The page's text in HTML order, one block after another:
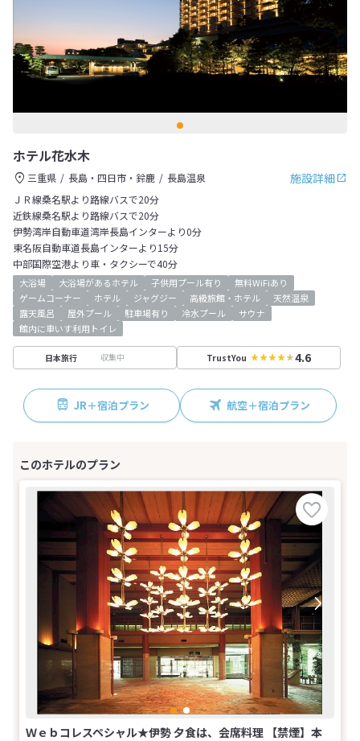
ホテル花水木
施設詳細
三重県 長島・四日市・鈴鹿
長島温泉
ＪＲ線桑名駅より路線バスで20分
近鉄線桑名駅より路線バスで20分
伊勢湾岸自動車道湾岸長島インターより0分
東名阪自動車道長島インターより15分
中部国際空港より車・タクシーで40分
大浴場 大浴場があるホテル 子供用プール有り
無料WiFiあり
ゲームコーナー
ホテル ジャグジー 高級旅館・ホテル
天然温泉
露天風呂
屋外プール 駐車場有り 冷水プール
サウナ
館内に車いす利用トイレ
日本旅行 収集中 TrustYou 4.6
JR＋宿泊プラン 航空＋宿泊プラン
Ｗｅｂコレスペシャル★伊勢 夕食は、会席料理 【禁煙】本